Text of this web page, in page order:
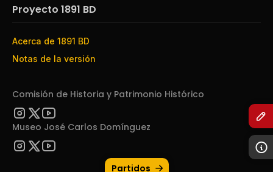
Partidos
Proyecto 1891 BD
Acerca de 1891 BD
Notas de la versión
Comisión de Historia y Patrimonio Histórico
Museo José Carlos Domínguez